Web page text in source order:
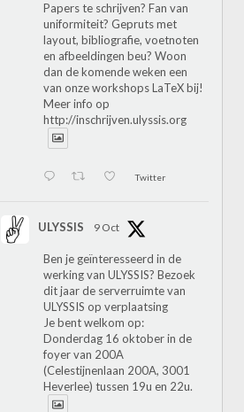
Papers te schrijven? Fan van
uniformiteit? Gepruts met
layout, bibliografie, voetnoten
en afbeeldingen beu? Woon
dan de komende weken een
van onze workshops LaTeX bij!
Meer info op
http://inschrijven.ulyssis.org
Twitter
ULYSSIS 9 Oct
Ben je geïnteresseerd in de
werking van ULYSSIS? Bezoek
dit jaar de serverruimte van
ULYSSIS op verplaatsing
Je bent welkom op:
Donderdag 16 oktober in de
foyer van 200A
(Celestijnenlaan 200A, 3001
Heverlee) tussen 19u en 22u.